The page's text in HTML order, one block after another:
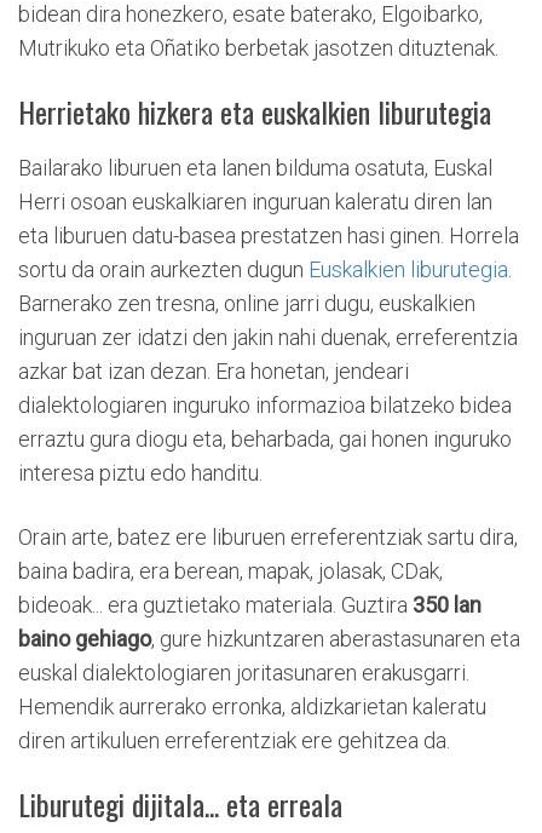
bidean dira honezkero, esate baterako, Elgoibarko,
Mutrikuko eta Oñatiko berbetak jasotzen dituztenak.
Herrietako hizkera eta euskalkien liburutegia
Bailarako liburuen eta lanen bilduma osatuta, Euskal
Herri osoan euskalkiaren inguruan kaleratu diren lan
eta liburuen datu-basea prestatzen hasi ginen. Horrela
sortu da orain aurkezten dugun Euskalkien liburutegia
Barnerako zen tresna, online jarri dugu, euskalkien
inguruan zer idatzi den jakin nahi duenak, erreferentzia
azkar bat izan dezan. Era honetan, jendeari
dialektologiaren inguruko informazioa bilatzeko bidea
erraztu gura diogu eta, beharbada, gai honen inguruko
interesa piztu edo handitu.
Orain arte, batez ere liburuen erreferentziak sartu dira,
baina badira, era berean, mapak, jolasak, CDak,
bideoak... era guztietako materiala. Guztira 350 lan
baino gehiago, gure hizkuntzaren aberastasunaren eta
euskal dialektologiaren joritasunaren erakusgarri.
Hemendik aurrerako erronka, aldizkarietan kaleratu
diren artikuluen erreferentziak ere gehitzea da.
Liburutegi dijitala... eta erreala